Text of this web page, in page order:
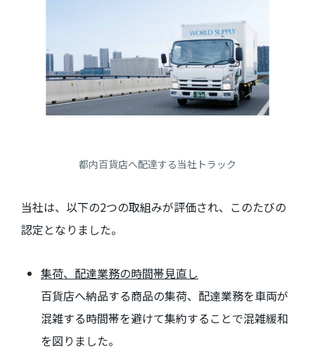
都内百貨店へ配達する当社トラック
当社は、以下の2つの取組みが評価され、このたびの
認定となりました。
集荷、配達業務の時間帯見直し
百貨店へ納品する商品の集荷、配達業務を車両が
混雑する時間帯を避けて集約することで混雑緩和
を図りました。